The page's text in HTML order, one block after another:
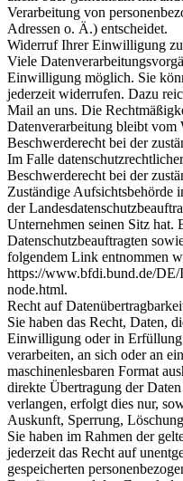
Verarbeitung von
Adressen o. Ä.) entscheidet.
Widerruf Ihrer Einwilligung
Viele
Einwilligung möglich. Sie
jederzeit widerrufen. Dazu
Mail an uns. Die
Datenverarbeitung bleibt vom
Beschwerderecht bei der
Im Falle
Beschwerderecht bei der
Zuständige Aufsichtsbehörde
der
Unternehmen seinen Sitz hat.
Datenschutzbeauftragten
folgendem Link entnommen
https://www.bfdi.bund.de/
node.html.
Recht auf
Sie haben das Recht, Daten,
Einwilligung oder in Erfüllung
verarbeiten, an sich oder an
maschinenlesbaren Format
direkte Übertragung der
verlangen, erfolgt dies nur,
Auskunft, Sperrung, Löschung
Sie haben im Rahmen der
jederzeit das Recht auf
gespeicherten